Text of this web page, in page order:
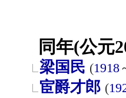
同年(公元
梁国民 (1918
宦爵才郎 (